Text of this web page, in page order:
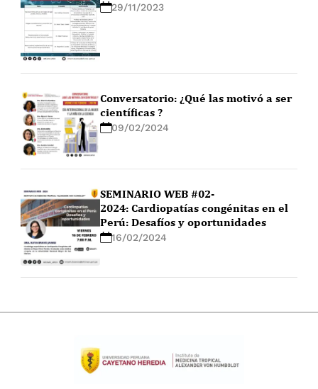
29/11/2023
Conversatorio: ¿Qué las motivó a ser
científicas ?
09/02/2024
SEMINARIO WEB #02-
2024: Cardiopatías congénitas en el
Perú: Desafíos y oportunidades
16/02/2024